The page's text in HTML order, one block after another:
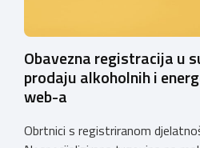
Obavezna registracija u
prodaju alkoholnih i
web-a
Obrtnici s registriranom